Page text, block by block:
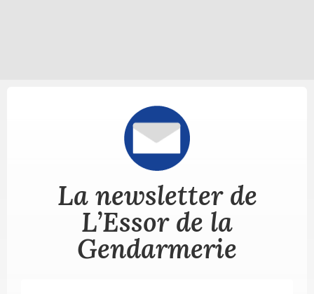
La newsletter de
L’Essor de la
Gendarmerie